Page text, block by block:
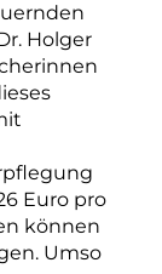
Holger
Euro pro
können
Umso